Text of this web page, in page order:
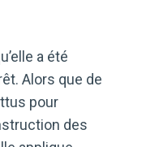
a été
Alors que de
pour
des